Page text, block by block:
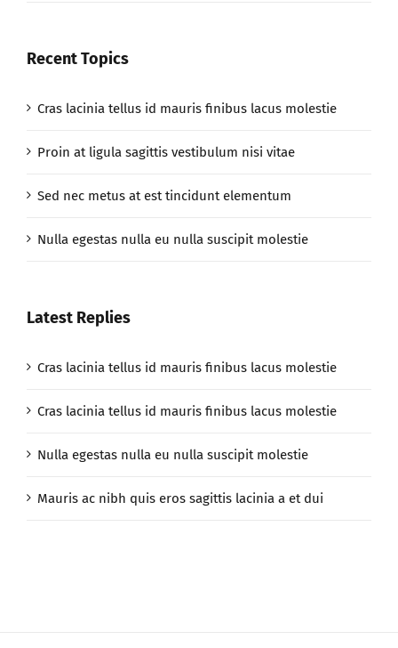
Recent Topics
Cras lacinia tellus id mauris finibus lacus molestie
Proin at ligula sagittis vestibulum nisi vitae
Sed nec metus at est tincidunt elementum
Nulla egestas nulla eu nulla suscipit molestie
Latest Replies
Cras lacinia tellus id mauris finibus lacus molestie
Cras lacinia tellus id mauris finibus lacus molestie
Nulla egestas nulla eu nulla suscipit molestie
Mauris ac nibh quis eros sagittis lacinia a et dui